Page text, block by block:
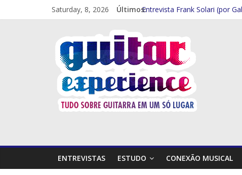
Saturday, 8, 2026 Últimos:Entrevista Frank Solari (por
GTR EXP Entrevista –
GTR EXP – Entrevista Rod
GTR EXP Entrevista – Mithi
Entrevista – Kiko Shred (Por
ENTREVISTAS ESTUDO CONEXÃO MUSICAL